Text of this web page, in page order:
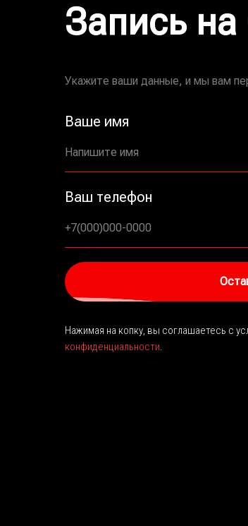
Запись
Укажите ваши данные, и мы вам
Ваше имя
Напишите имя
Ваш телефон
+7(000)000-0000
Нажимая на копку, вы соглашаетесь с
конфиденциальности